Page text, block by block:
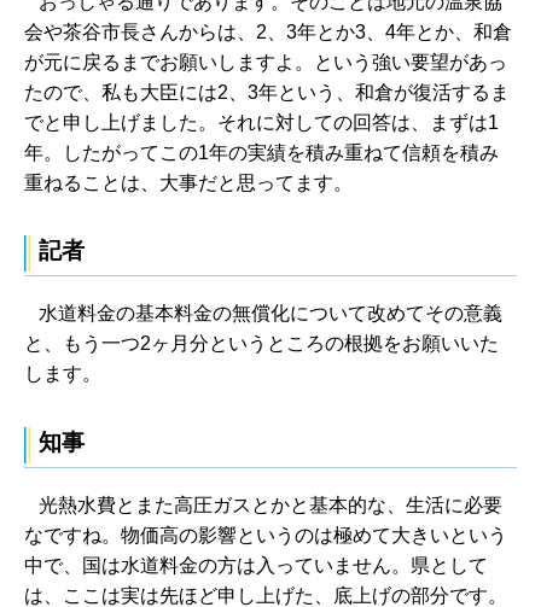
会や茶谷市長さんからは、2、3年とか3、4年とか、和倉
が元に戻るまでお願いしますよ。という強い要望があっ
たので、私も大臣には2、3年という、和倉が復活するま
でと申し上げました。それに対しての回答は、まずは1
年。したがってこの1年の実績を積み重ねて信頼を積み
重ねることは、大事だと思ってます。
記者
水道料金の基本料金の無償化について改めてその意義
と、もう一つ2ヶ月分というところの根拠をお願いいた
します。
知事
光熱水費とまた高圧ガスとかと基本的な、生活に必要
なですね。物価高の影響というのは極めて大きいという
中で、国は水道料金の方は入っていません。県として
は、ここは実は先ほど申し上げた、底上げの部分です。